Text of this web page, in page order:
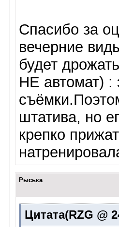
Спасибо за
вечерние
будет
НЕ автомат) :
штатива, но
крепко
Рыська
Цитата(RZG @